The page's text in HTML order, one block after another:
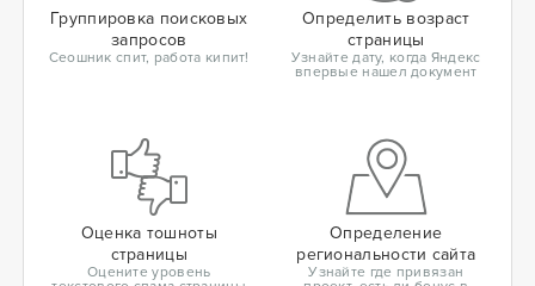
Группировка поисковых
запросов
Сеошник спит, работа кипит!
Определить возраст
страницы
Узнайте дату, когда Яндекс
впервые нашел документ
Оценка тошноты
страницы
Оцените уровень
Определение
региональности сайта
Узнайте где привязан